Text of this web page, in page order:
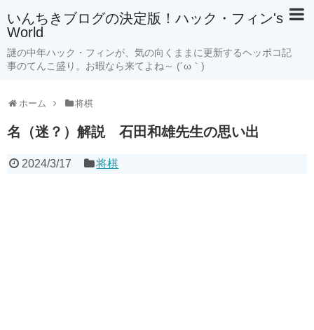
いんちきブログの決定版！ハック・フィン's
World
謎の中年ハック・フィンが、気の向くままに更新するヘッポコ記
事のてんこ盛り。お暇なら来てよね～ (´ω｀)
ホーム 将棋
名（迷？）解説 石田和雄先生の思い出
2024/3/17 将棋